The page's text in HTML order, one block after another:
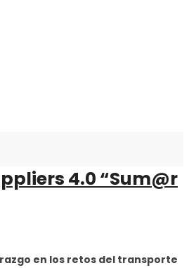
4.0 “Sum@r
en los retos del transporte